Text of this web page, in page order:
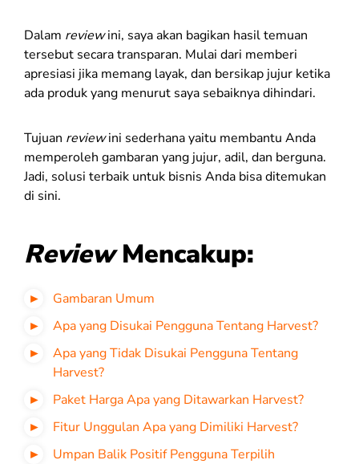
Dalam reviewini, saya akan bagikan hasil temuan
tersebut secara transparan. Mulai dari memberi
apresiasi jika memang layak, dan bersikap jujur ketika
ada produk yang menurut saya sebaiknya dihindari.
Tujuan reviewini sederhana yaitu membantu Anda
memperoleh gambaran yang jujur, adil, dan berguna.
Jadi, solusi terbaik untuk bisnis Anda bisa ditemukan
di sini.
ReviewMencakup:
Gambaran Umum
Apa yang Disukai Pengguna Tentang Harvest?
Apa yang Tidak Disukai Pengguna Tentang
Harvest?
Paket Harga Apa yang Ditawarkan Harvest?
Fitur Unggulan Apa yang Dimiliki Harvest?
Umpan Balik Positif Pengguna Terpilih